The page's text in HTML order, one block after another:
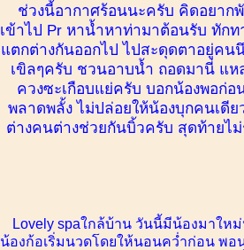
ช่วงนี้อากาศร้อนนะครับ คิดอยากพั
เข้าไป Pr หาน้ำหาท่ามาต้อนรับ ทักท
แตกต่างกันออกไป ไปสะดุดตาอยู่คน
เขิลๆครับ ชวนอาบน้ำ ถอดมานี่ แ
ควงซะเกือบแย่ครับ บอกน้องพอก่อ
พลาดพลั้ง ไม่ปล่อยให้น้องบุกคนเดี
ต่างคนต่างช่วยกันบิ้วครับ สุดท้ายไ
Lovely spaใกล้บ้าน วันนี้มีน้องมาให
น้องก้อเริ่มนวดโดยให้นอนคว่ำก่อน พ